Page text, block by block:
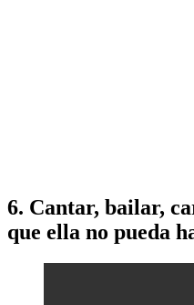
6. Cantar, bailar,
que ella no pueda